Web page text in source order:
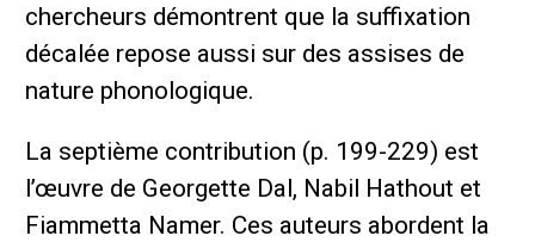
chercheurs démontrent que la suffixation
décalée repose aussi sur des assises de
nature phonologique.
La septième contribution (p. 199-229) est
l’œuvre de Georgette Dal, Nabil Hathout et
Fiammetta Namer. Ces auteurs abordent la